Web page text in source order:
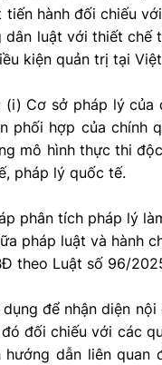
hành đối chiếu
luật với thiết chế
kiện quản trị tại
Cơ sở pháp lý của
phối hợp của chính
mô hình thực thi
pháp lý quốc tế.
phân tích pháp lý
pháp luật và hành
theo Luật số 96/
để nhận diện
đối chiếu với các
dẫn liên quan